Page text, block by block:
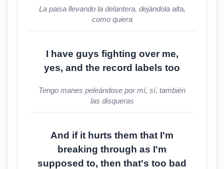
La paisa llevando la delantera, dejándola alta,
como quiera
I have guys fighting over me,
yes, and the record labels too
Tengo manes peleándose por mí, sí, también
las disqueras
And if it hurts them that I'm
breaking through as I'm
supposed to, then that's too bad